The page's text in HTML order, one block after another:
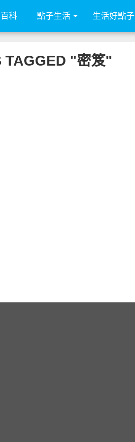
科 點子生活 生活好點子
TAGGED "密笈"